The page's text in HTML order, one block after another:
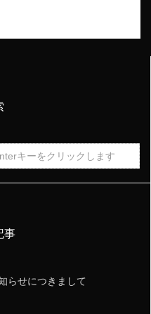
事
らせにつきまして